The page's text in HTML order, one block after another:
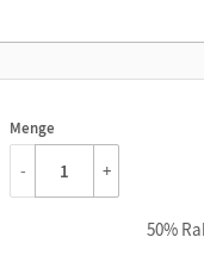
Menge
1
- +
50%